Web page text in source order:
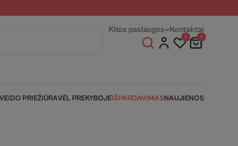
Fizinės parduotuvėsKitos paslaugos Kontaktai
0 0
PRIEŽIŪRAVĖL PREKYBOJEIŠPARDAVIMASNAUJIENOS